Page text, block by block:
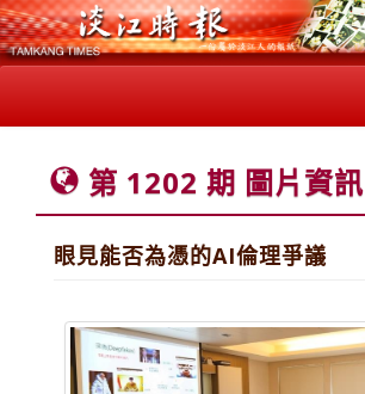
第 1202 期 圖片資訊
眼見能否為憑的AI倫理爭議